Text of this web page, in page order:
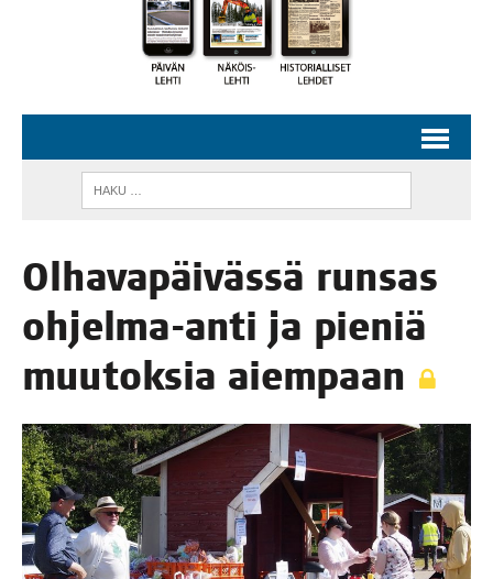
Olha­va­päi­väs­sä run­sas
ohjel­ma-anti ja pie­niä
muu­tok­sia aiempaan